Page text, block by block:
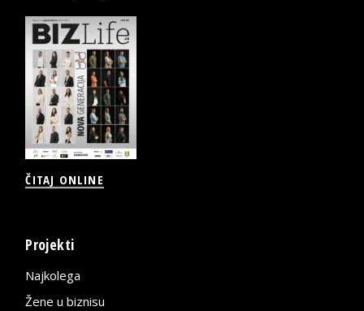
ČITAJ ONLINE
Projekti
Najkolega
Žene u biznisu